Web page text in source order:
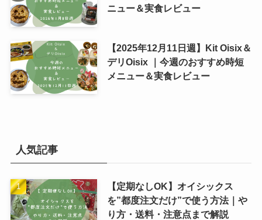
ニュー＆実食レビュー
【2025年12月11日週】Kit Oisix＆
デリOisix ｜今週のおすすめ時短
メニュー＆実食レビュー
人気記事
【定期なしOK】オイシックス
を”都度注文だけ”で使う方法｜や
り方・送料・注意点まで解説